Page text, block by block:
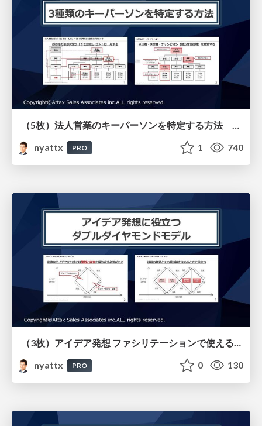
nyattx
PRO 1 740
（3枚）アイデア発想 ファシリテーションで使えるダブルダイヤモンド
nyattx
PRO 0 130